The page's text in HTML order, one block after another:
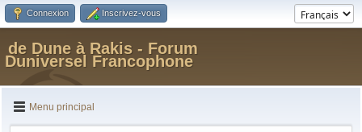
Connexion Inscrivez-vous
de Dune à Rakis - Forum
Duniversel Francophone
Menu principal